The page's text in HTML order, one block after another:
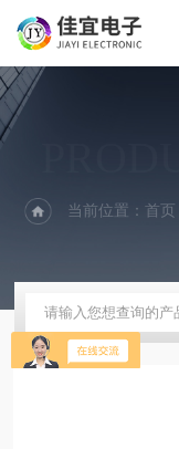
当前位置：首页